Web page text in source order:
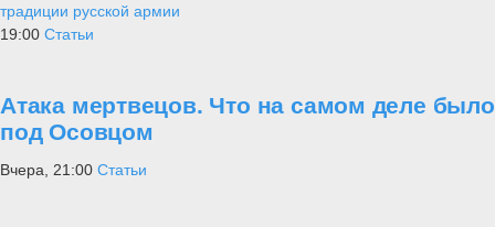
традиции русской армии
19:00 Статьи
Атака мертвецов. Что на самом деле было
под Осовцом
Вчера, 21:00 Статьи